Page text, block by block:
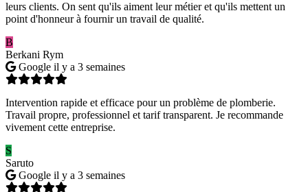
leurs clients. On sent qu'ils aiment leur métier et qu'ils mettent un
point d'honneur à fournir un travail de qualité.
B
Berkani Rym
Google il y a 3 semaines
Intervention rapide et efficace pour un problème de plomberie.
Travail propre, professionnel et tarif transparent. Je recommande
vivement cette entreprise.
S
Saruto
Google il y a 3 semaines